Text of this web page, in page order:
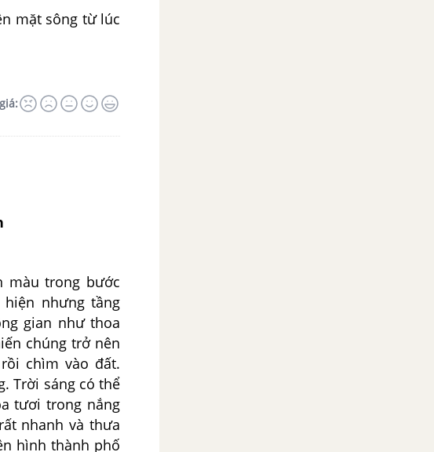
mặt sông từ lúc
trong bước
nhưng tầng
gian như thoa
chúng trở nên
chìm vào đất.
Trời sáng có thể
tươi trong nắng
nhanh và thưa
hình thành phố